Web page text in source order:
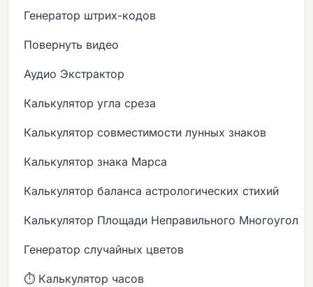
Генератор штрих-кодов
Повернуть видео
Аудио Экстрактор
Калькулятор угла среза
Калькулятор совместимости лунных знаков
Калькулятор знака Марса
Калькулятор баланса астрологических стихий
Калькулятор Площади Неправильного
Генератор случайных цветов
⏱️ Калькулятор часов